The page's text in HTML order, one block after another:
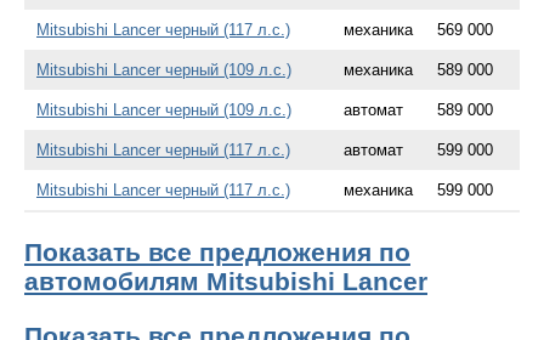
Mitsubishi Lancer черный (117 л.с.) механика 569 000
Mitsubishi Lancer черный (109 л.с.) механика 589 000
Mitsubishi Lancer черный (109 л.с.) автомат 589 000
Mitsubishi Lancer черный (117 л.с.) автомат 599 000
Mitsubishi Lancer черный (117 л.с.) механика 599 000
Показать все предложения по
автомобилям Mitsubishi Lancer